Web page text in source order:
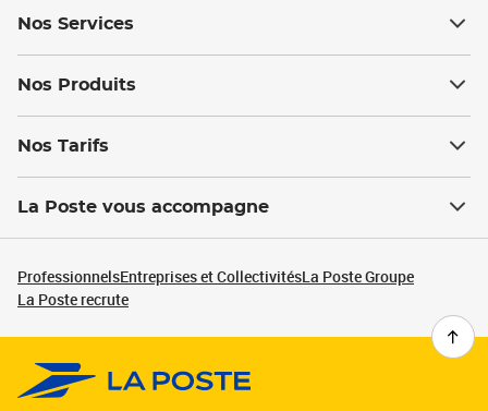
Nos Services
Nos Produits
Nos Tarifs
La Poste vous accompagne
ProfessionnelsEntreprises et CollectivitésLa Poste Groupe
La Poste recrute